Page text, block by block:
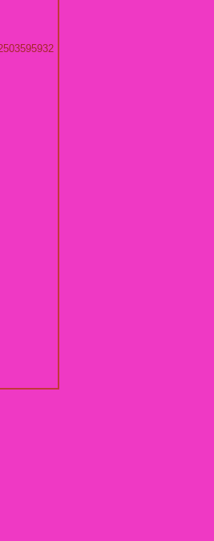
blog de
Le blog de